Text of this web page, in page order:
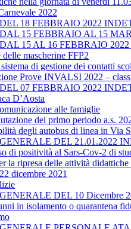
2022
18 FEBBRAIO 2022
15 FEBBRAIO AL 15
15 AL 16 FEBBRAIO
mascherine FFP2
di gestione dei contatti
Prove INVALSI 2022 –
07 FEBBRAIO 2022
D’Aosta
alle famiglie
del primo periodo a.s.
degli autobus di linea in Via
DEL 21.01.2022
di positività al Sars-Cov-2 di
la ripresa delle attività
dicembre 2021
DEL 10 Dicembre
in isolamento o quarantena